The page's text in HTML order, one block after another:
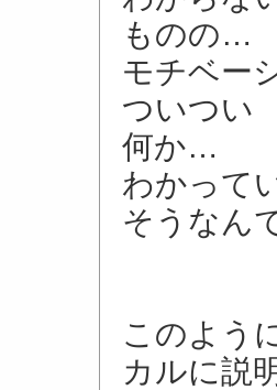
ものの…
モチベー
ついつい
何か…
わかって
そうなん
このよう
カルに説